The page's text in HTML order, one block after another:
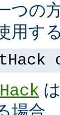
つの
用す